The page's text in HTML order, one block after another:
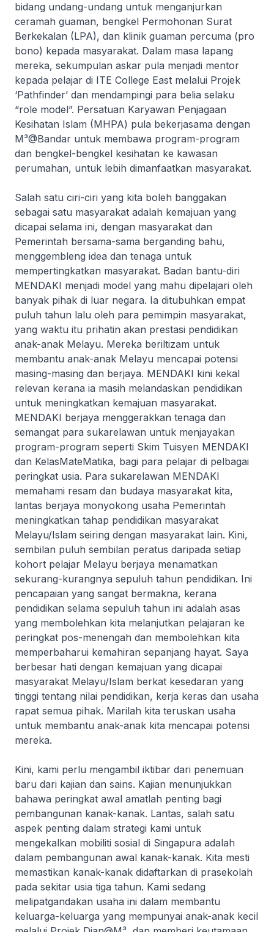
bidang undang-undang untuk menganjurkan
ceramah guaman, bengkel Permohonan Surat
Berkekalan (LPA), dan klinik guaman percuma (pro
bono) kepada masyarakat. Dalam masa lapang
mereka, sekumpulan askar pula menjadi mentor
kepada pelajar di ITE College East melalui Projek
‘Pathfinder’ dan mendampingi para belia selaku
“role model”. Persatuan Karyawan Penjagaan
Kesihatan Islam (MHPA) pula bekerjasama dengan
M³@Bandar untuk membawa program-program
dan bengkel-bengkel kesihatan ke kawasan
perumahan, untuk lebih dimanfaatkan masyarakat.
Salah satu ciri-ciri yang kita boleh banggakan
sebagai satu masyarakat adalah kemajuan yang
dicapai selama ini, dengan masyarakat dan
Pemerintah bersama-sama berganding bahu,
menggembleng idea dan tenaga untuk
mempertingkatkan masyarakat. Badan bantu-diri
MENDAKI menjadi model yang mahu dipelajari oleh
banyak pihak di luar negara. Ia ditubuhkan empat
puluh tahun lalu oleh para pemimpin masyarakat,
yang waktu itu prihatin akan prestasi pendidikan
anak-anak Melayu. Mereka beriltizam untuk
membantu anak-anak Melayu mencapai potensi
masing-masing dan berjaya. MENDAKI kini kekal
relevan kerana ia masih melandaskan pendidikan
untuk meningkatkan kemajuan masyarakat.
MENDAKI berjaya menggerakkan tenaga dan
semangat para sukarelawan untuk menjayakan
program-program seperti Skim Tuisyen MENDAKI
dan KelasMateMatika, bagi para pelajar di pelbagai
peringkat usia. Para sukarelawan MENDAKI
memahami resam dan budaya masyarakat kita,
lantas berjaya monyokong usaha Pemerintah
meningkatkan tahap pendidikan masyarakat
Melayu/Islam seiring dengan masyarakat lain. Kini,
sembilan puluh sembilan peratus daripada setiap
kohort pelajar Melayu berjaya menamatkan
sekurang-kurangnya sepuluh tahun pendidikan. Ini
pencapaian yang sangat bermakna, kerana
pendidikan selama sepuluh tahun ini adalah asas
yang membolehkan kita melanjutkan pelajaran ke
peringkat pos-menengah dan membolehkan kita
memperbaharui kemahiran sepanjang hayat. Saya
berbesar hati dengan kemajuan yang dicapai
masyarakat Melayu/Islam berkat kesedaran yang
tinggi tentang nilai pendidikan, kerja keras dan usaha
rapat semua pihak. Marilah kita teruskan usaha
untuk membantu anak-anak kita mencapai potensi
mereka.
Kini, kami perlu mengambil iktibar dari penemuan
baru dari kajian dan sains. Kajian menunjukkan
bahawa peringkat awal amatlah penting bagi
pembangunan kanak-kanak. Lantas, salah satu
aspek penting dalam strategi kami untuk
mengekalkan mobiliti sosial di Singapura adalah
dalam pembangunan awal kanak-kanak. Kita mesti
memastikan kanak-kanak didaftarkan di prasekolah
pada sekitar usia tiga tahun. Kami sedang
melipatgandakan usaha ini dalam membantu
keluarga-keluarga yang mempunyai anak-anak kecil